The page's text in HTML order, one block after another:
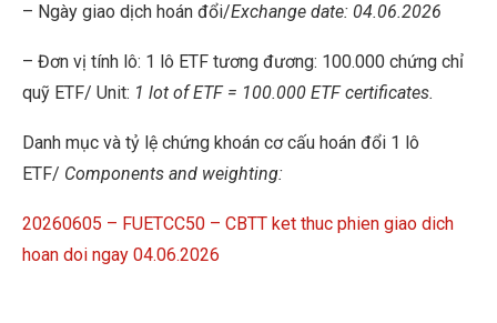
– Ngày giao dịch hoán đổi/Exchange date: 04.06.2026
– Đơn vị tính lô: 1 lô ETF tương đương: 100.000 chứng chỉ
quỹ ETF/ Unit: 1 lot of ETF = 100.000 ETF certificates.
Danh mục và tỷ lệ chứng khoán cơ cấu hoán đổi 1 lô
ETF/ Components and weighting:
20260605 – FUETCC50 – CBTT ket thuc phien giao dich
hoan doi ngay 04.06.2026